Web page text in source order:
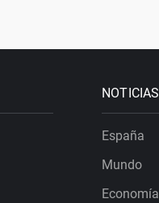
NOTICIAS
España
Mundo
Economía